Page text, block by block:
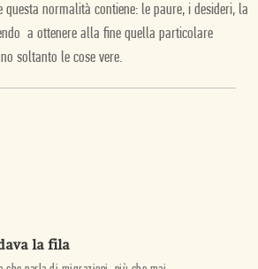
normalità contiene: le paure, i desideri, la
a ottenere alla fine quella particolare
soltanto le cose vere.
la fila